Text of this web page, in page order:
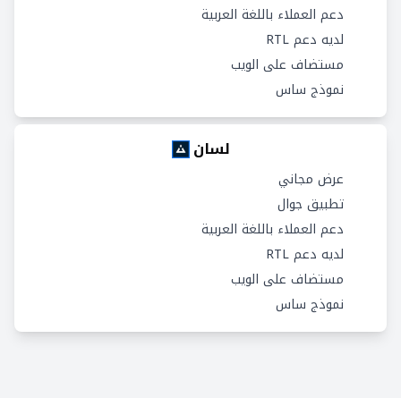
دعم العملاء باللغة العربية
لديه دعم RTL
مستضاف على الويب
نموذج ساس
لسان
عرض مجاني
تطبيق جوال
دعم العملاء باللغة العربية
لديه دعم RTL
مستضاف على الويب
نموذج ساس